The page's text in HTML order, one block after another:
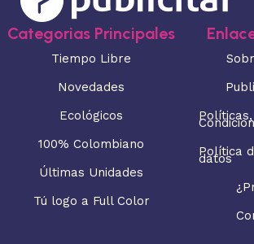
Categorias Principales
Tiempo Libre
Novedades
Ecológicos
100% Colombiano
Últimas Unidades
Tú logo a Full Color
Política
datos